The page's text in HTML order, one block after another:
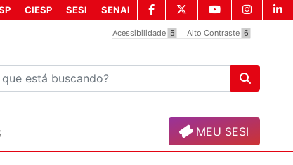
Acessibilidade 5 Alto Contraste 6
CIESP SESI SENAI
MEU SESI